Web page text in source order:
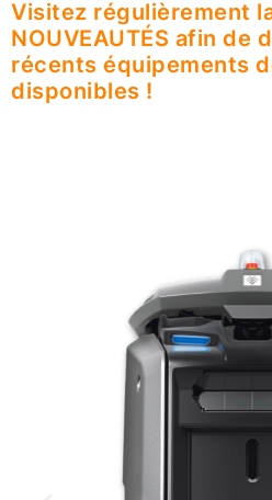
Visitez régulièrement
NOUVEAUTÉS afin de
récents équipements
disponibles !